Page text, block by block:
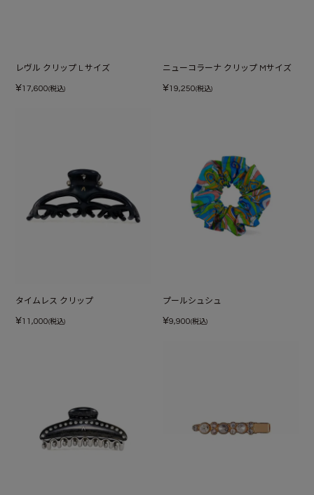
レヴル クリップ L サイズ
¥17,600(税込)
ニューコラーナ クリップ Mサイズ
¥19,250(税込)
タイムレス クリップ
¥11,000(税込)
プールシュシュ
¥9,900(税込)